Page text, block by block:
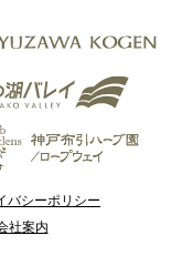
バシーポリシー
社案内